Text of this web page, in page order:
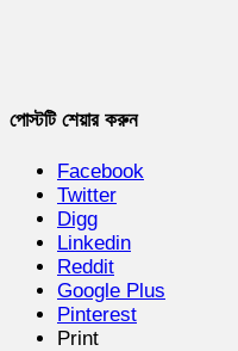
পোস্টটি শেয়ার করুন
Facebook
Twitter
Digg
Linkedin
Reddit
Google Plus
Pinterest
Print